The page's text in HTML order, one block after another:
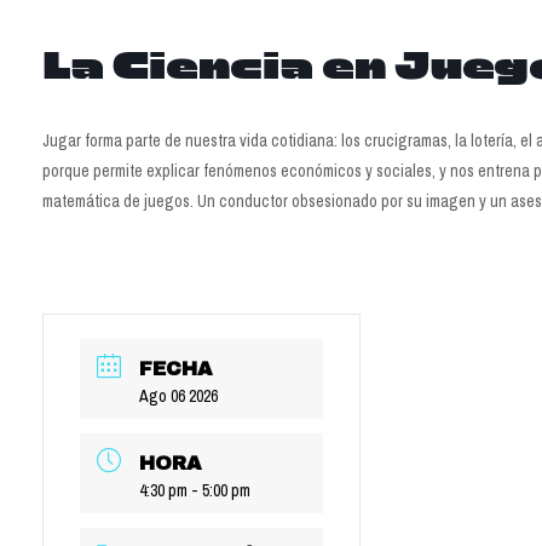
La Ciencia en
Jugar forma parte de nuestra vida cotidiana: los crucigramas, la lotería,
porque permite explicar fenómenos económicos y sociales, y nos entrena
matemática de juegos. Un conductor obsesionado por su imagen y un
FECHA
Ago 06 2026
HORA
4:30 pm - 5:00 pm